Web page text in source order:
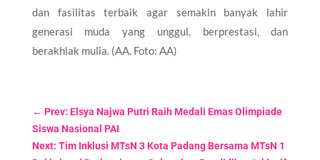
dan fasilitas terbaik agar semakin banyak lahir
generasi muda yang unggul, berprestasi, dan
berakhlak mulia. (AA. Foto: AA)
← Prev: Elsya Najwa Putri Raih Medali Emas Olimpiade
Siswa Nasional PAI
Next: Tim Inklusi MTsN 3 Kota Padang Bersama MTsN 1